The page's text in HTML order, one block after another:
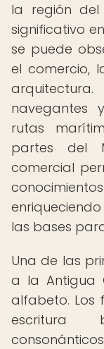
la región del
significativo
se puede
el comercio,
navegantes
rutas
partes del
comercial
las bases
Una de las
a la Antigua
alfabeto. Los
escritura